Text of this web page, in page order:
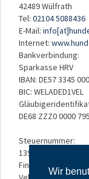
Wir
42489 Wülfrath
Tel: 02104 5088436
E-Mail:
Internet:
Bankverbindung:
Sparkasse HRV
IBAN: DE57 3345
BIC: WELADED1VEL
DE68 ZZZ0 0000
Steuernummer:
139/5234/3050
Finanzamt: